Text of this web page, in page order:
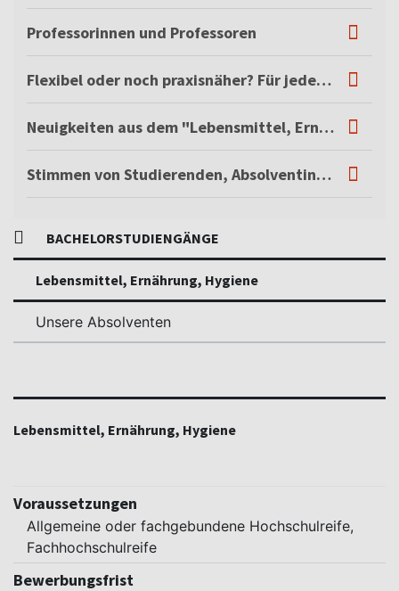
Professorinnen und Professoren
Flexibel oder noch praxisnäher? Für jeden die richtige Studienlösung!
Neuigkeiten aus dem "Lebensmittel, Ernährung, Hygiene"-Studium
Stimmen von Studierenden, Absolventinnen und Absolventen
BACHELORSTUDIENGÄNGE
Lebensmittel, Ernährung, Hygiene
Unsere Absolventen
Lebensmittel, Ernährung, Hygiene
Voraussetzungen
Allgemeine oder fachgebundene Hochschulreife,
Fachhochschulreife
Bewerbungsfrist